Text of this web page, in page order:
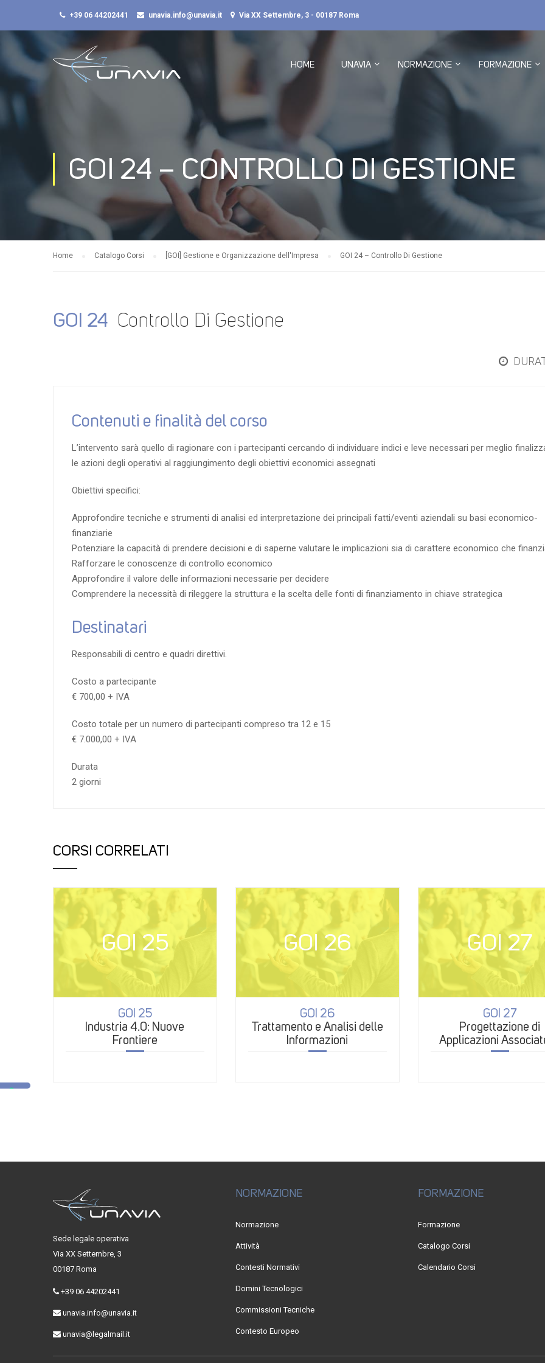
+39 06 44202441 unavia.info@unavia.it Via XX Settembre, 3 - 00187 Roma
HOME UNAVIA NORMAZIONE FORMAZIONE
GOI 24 – CONTROLLO DI GESTIONE
Home Catalogo Corsi [GOI] Gestione e Organizzazione dell'Impresa GOI 24 – Controllo Di Gestione
GOI 24 Controllo Di Gestione
Contenuti e finalità del corso
L’intervento sarà quello di ragionare con i partecipanti cercando di individuare indici e leve necessari per meglio
le azioni degli operativi al raggiungimento degli obiettivi economici assegnati
Obiettivi specifici:
Approfondire tecniche e strumenti di analisi ed interpretazione dei principali fatti/eventi aziendali su basi economico-
finanziarie
Potenziare la capacità di prendere decisioni e di saperne valutare le implicazioni sia di carattere economico che
Rafforzare le conoscenze di controllo economico
Approfondire il valore delle informazioni necessarie per decidere
Comprendere la necessità di rileggere la struttura e la scelta delle fonti di finanziamento in chiave strategica
Destinatari
Responsabili di centro e quadri direttivi.
Costo a partecipante
€ 700,00 + IVA
Costo totale per un numero di partecipanti compreso tra 12 e 15
€ 7.000,00 + IVA
Durata
2 giorni
CORSI CORRELATI
GOI 25
GOI 25
Industria 4.0: Nuove
Frontiere
GOI 26
GOI 26
Trattamento e Analisi delle
Informazioni
GOI 27
GOI 27
Progettazione di
Applicazioni
Nuovi Media e ai
Sede legale operativa
Via XX Settembre, 3
00187 Roma
+39 06 44202441
unavia.info@unavia.it
unavia@legalmail.it
NORMAZIONE
Normazione
Attività
Contesti Normativi
Domini Tecnologici
Commissioni Tecniche
Contesto Europeo
FORMAZIONE
Formazione
Catalogo Corsi
Calendario Corsi